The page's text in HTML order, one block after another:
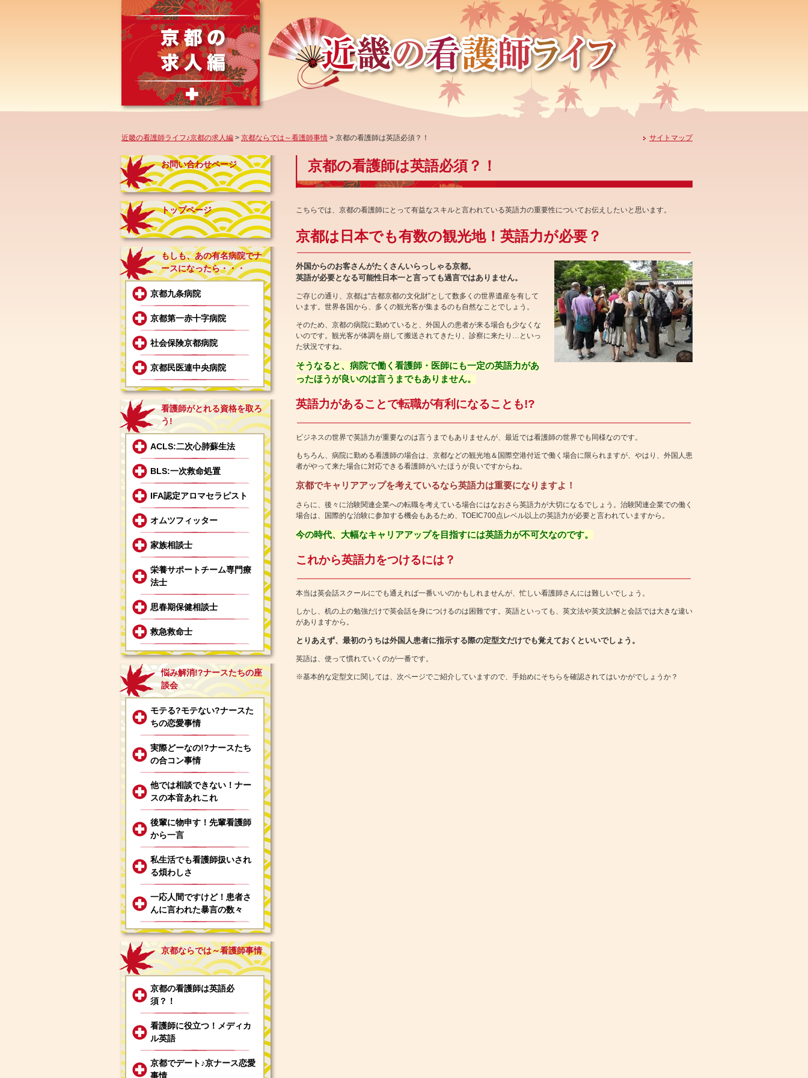
京都の看護師は英語必須？！
サイトマップ
近畿の看護師ライフ♪京都の求人編 > 京都ならでは～看護師事情 > 京都の看護師は英語必須？！
こちらでは、京都の看護師にとって有益なスキルと言われている英語力の重要性についてお伝えしたいと思います。
京都は日本でも有数の観光地！英語力が必要？
外国からのお客さんがたくさんいらっしゃる京都。
英語が必要となる可能性日本一と言っても過言ではありません。
ご存じの通り、京都は“古都京都の文化財”として数多くの世界遺産を有して
います。世界各国から、多くの観光客が集まるのも自然なことでしょう。
そのため、京都の病院に勤めていると、外国人の患者が来る場合も少なくな
いのです。観光客が体調を崩して搬送されてきたり、診察に来たり…といっ
た状況ですね。
そうなると、病院で働く看護師・医師にも一定の英語力があ
ったほうが良いのは言うまでもありません。
英語力があることで転職が有利になることも!?
ビジネスの世界で英語力が重要なのは言うまでもありませんが、最近では看護師の世界でも同様なのです。
もちろん、病院に勤める看護師の場合は、京都などの観光地＆国際空港付近で働く場合に限られますが、やはり、外国人患
者がやって来た場合に対応できる看護師がいたほうが良いですからね。
京都でキャリアアップを考えているなら英語力は重要になりますよ！
さらに、後々に治験関連企業への転職を考えている場合にはなおさら英語力が大切になるでしょう。治験関連企業での働く
場合は、国際的な治験に参加する機会もあるため、TOEIC700点レベル以上の英語力が必要と言われていますから。
今の時代、大幅なキャリアアップを目指すには英語力が不可欠なのです。
これから英語力をつけるには？
本当は英会話スクールにでも通えれば一番いいのかもしれませんが、忙しい看護師さんには難しいでしょう。
しかし、机の上の勉強だけで英会話を身につけるのは困難です。英語といっても、英文法や英文読解と会話では大きな違い
がありますから。
とりあえず、最初のうちは外国人患者に指示する際の定型文だけでも覚えておくといいでしょう。
英語は、使って慣れていくのが一番です。
※基本的な定型文に関しては、次ページでご紹介していますので、手始めにそちらを確認されてはいかがでしょうか？
お問い合わせページ
トップページ
もしも、あの有名病院でナ
ースになったら・・・
京都九条病院
京都第一赤十字病院
社会保険京都病院
京都民医連中央病院
看護師がとれる資格を取ろ
う!
ACLS:二次心肺蘇生法
BLS:一次救命処置
IFA認定アロマセラピスト
オムツフィッター
家族相談士
栄養サポートチーム専門療
法士
思春期保健相談士
救急救命士
悩み解消!?ナースたちの座
談会
モテる?モテない?ナースた
ちの恋愛事情
実際どーなの!?ナースたち
の合コン事情
他では相談できない！ナー
スの本音あれこれ
後輩に物申す！先輩看護師
から一言
私生活でも看護師扱いされ
る煩わしさ
一応人間ですけど！患者さ
んに言われた暴言の数々
京都ならでは～看護師事情
京都の看護師は英語必
須？！
看護師に役立つ！メディカ
ル英語
京都でデート♪京ナース恋愛
事情